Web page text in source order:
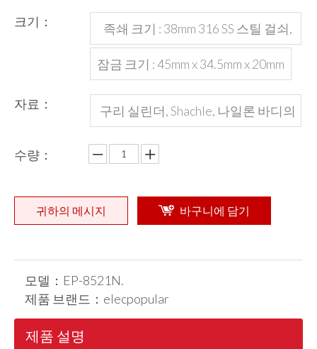
크기：
족쇄 크기 : 38mm 316 SS 스틸 걸쇠,
잠금 크기 : 45mm x 34.5mm x 20mm
자료：
구리 실린더, Shachle, 나일론 바디의
수량：
귀하의 메시지 바구니에 담기
모델： EP-8521N.
제품 브랜드： elecpopular
제품 설명